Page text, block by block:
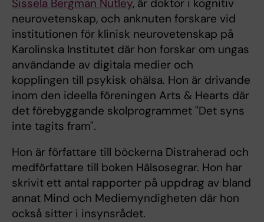
Sissela Bergman Nutley, är doktor i kognitiv
neurovetenskap, och anknuten forskare vid
institutionen för klinisk neurovetenskap på
Karolinska Institutet där hon forskar om ungas
användande av digitala medier och
kopplingen till psykisk ohälsa. Hon är drivande
inom den ideella föreningen Arts & Hearts där
det förebyggande skolprogrammet "Det syns
inte tagits fram".
Hon är författare till böckerna Distraherad och
medförfattare till boken Hälsosegrar. Hon har
skrivit ett antal rapporter på uppdrag av bland
annat Mind och Mediemyndigheten där hon
också sitter i insynsrådet.